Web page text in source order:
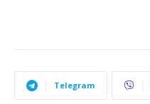
Telegram